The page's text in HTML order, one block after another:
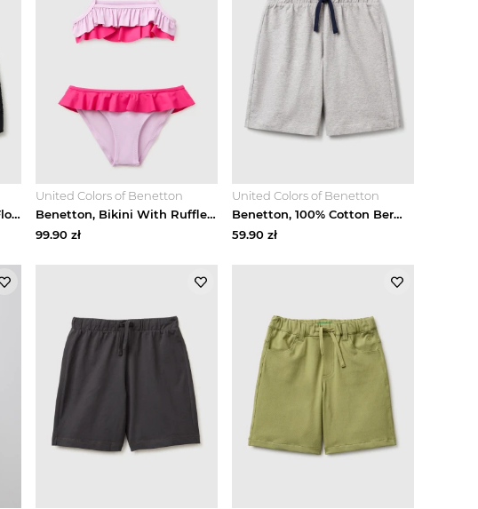
Benetton, Tank Top With Floral Embroidery, Black, Women United Colors Of Benetton
United Colors of Benetton
Benetton, Bikini With Ruffles, Lilac, Kids United Colors Of Benetton
99.90 zł
United Colors of Benetton
Benetton, 100% Cotton Bermuda Shorts, Light Gray, Kids United Colors Of Benetton
59.90 zł